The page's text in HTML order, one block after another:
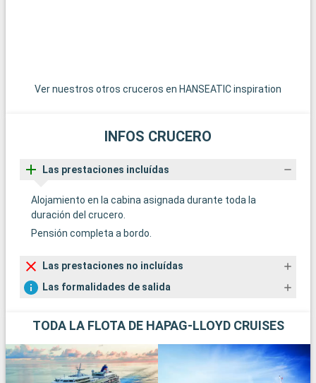
Ver nuestros otros cruceros en HANSEATIC inspiration
INFOS CRUCERO
Las prestaciones incluídas
Alojamiento en la cabina asignada durante toda la
duración del crucero.
Pensión completa a bordo.
Las prestaciones no incluídas
Las formalidades de salida
TODA LA FLOTA DE HAPAG-LLOYD CRUISES